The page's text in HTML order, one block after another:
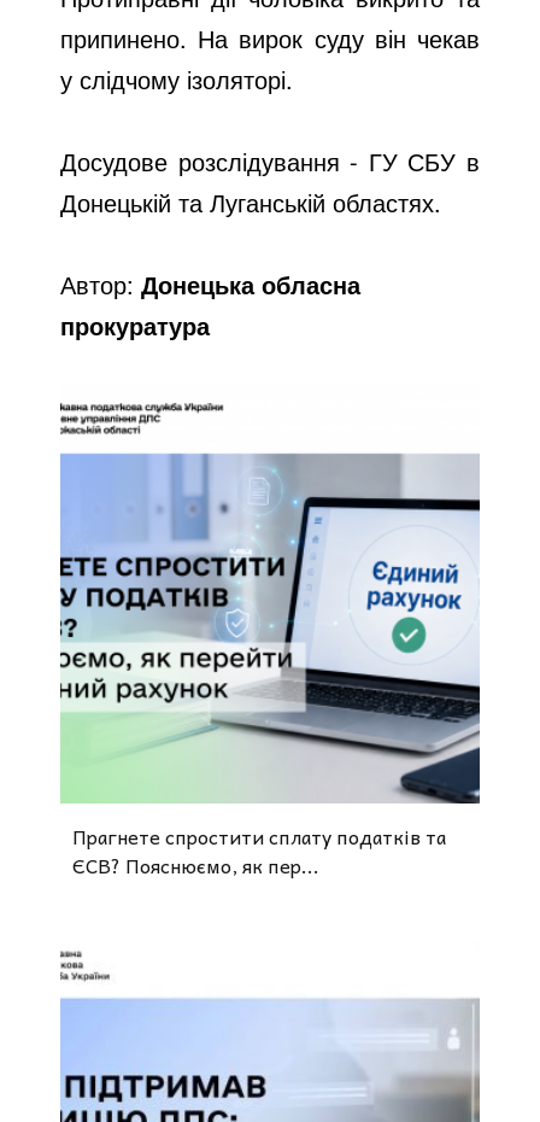
припинено. На вирок суду він чекав
у слідчому ізоляторі.
Досудове розслідування - ГУ СБУ в
Донецькій та Луганській областях.
Автор:Донецька обласна
прокуратура
Прагнете спростити сплату податків та
ЄСВ? Пояснюємо, як пер...